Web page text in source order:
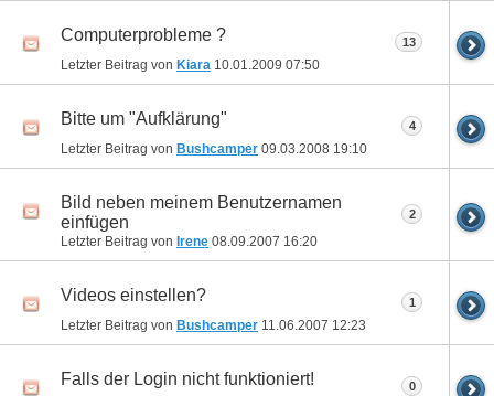
Computerprobleme ?
Letzter Beitrag von Kiara 10.01.2009 07:50
13
Bitte um "Aufklärung"
Letzter Beitrag von Bushcamper 09.03.2008 19:10
4
Bild neben meinem Benutzernamen
einfügen
Letzter Beitrag von Irene 08.09.2007 16:20
2
Videos einstellen?
Letzter Beitrag von Bushcamper 11.06.2007 12:23
1
Falls der Login nicht funktioniert! 0